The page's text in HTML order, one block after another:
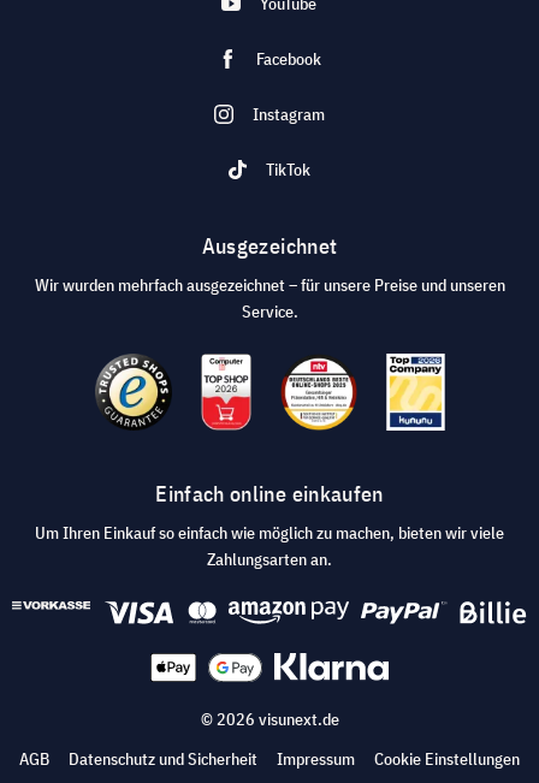
Facebook
Instagram
TikTok
Ausgezeichnet
Wir wurden mehrfach ausgezeichnet – für unsere Preise und unseren
Service.
Einfach online einkaufen
Um Ihren Einkauf so einfach wie möglich zu machen, bieten wir viele
Zahlungsarten an.
© 2026 visunext.de
AGB
Datenschutz und Sicherheit Impressum
Cookie Einstellungen